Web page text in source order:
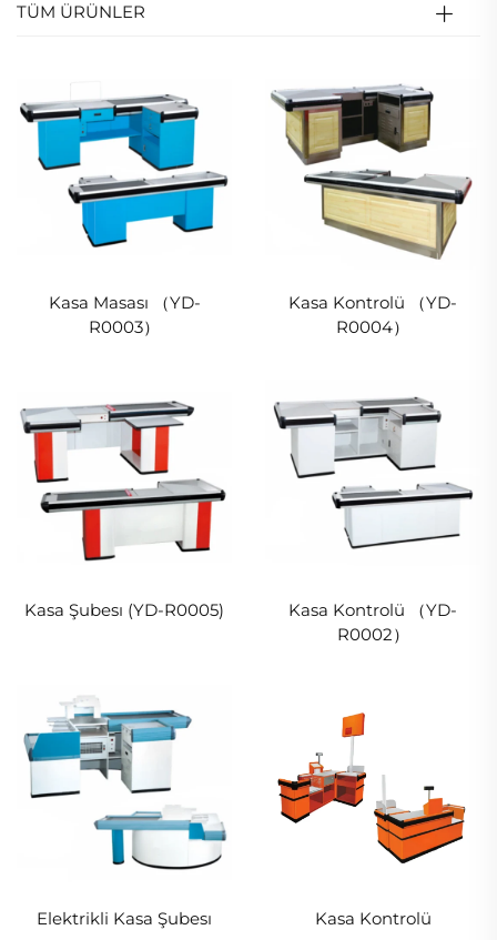
TÜM ÜRÜNLER
Kasa Masası （YD-
R0003）
Kasa Kontrolü （YD-
R0004）
Kasa Şubesı (YD-R0005)
Kasa Kontrolü （YD-
R0002）
Elektrikli Kasa Şubesı Kasa Kontrolü